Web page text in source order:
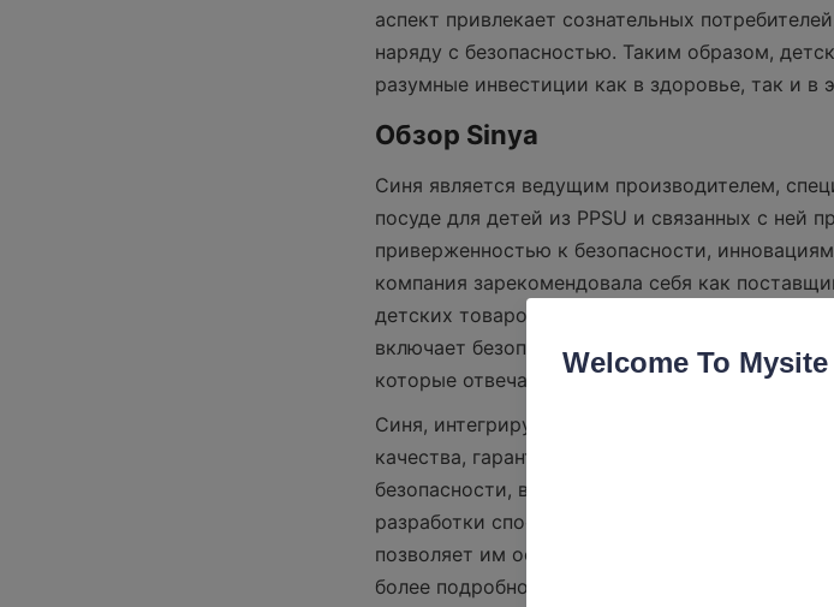
аспект привлекает сознательных
наряду с безопасностью. Таким образом,
разумные инвестиции как в здоровье, так и в
Обзор Sinya
Синя является ведущим производителем,
посуде для детей из PPSU и связанных с ней
приверженностью к безопасности,
компания зарекомендовала себя как
детских товаров, соответствующих
включает безопасную детскую посуду, чашки
которые отвечают меняющимся потребностям
Синя, интегрируя передовые
качества, гарантирует, что каждый продукт
безопасности, включая FDA, LFGB и CPSIA.
разработки способствует постоянным
позволяет им оставаться на переднем крае
более подробной информации о их истории и
Welcome To Mysite